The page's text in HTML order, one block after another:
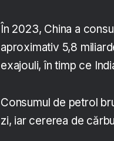
În 2023, China a
aproximativ 5,8
exajouli, în timp ce
Consumul de petrol
zi, iar cererea de